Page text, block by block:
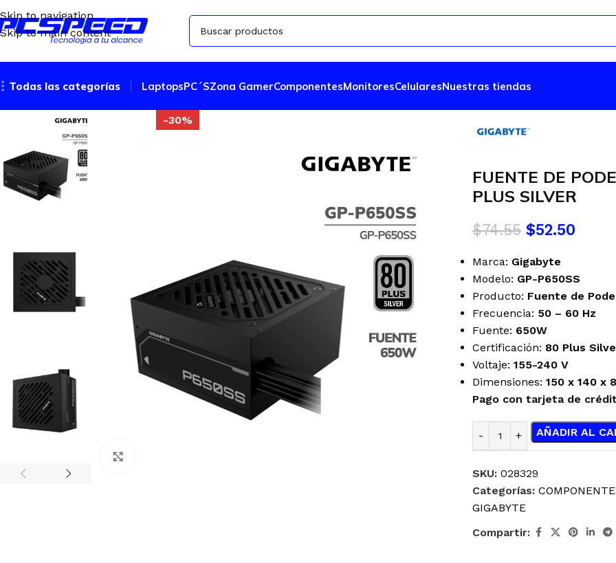
Skip to navigation
Skip to main content
Todas las categorías LaptopsPC´SZona GamerComponentesMonitoresCelularesNuestras tiendas
-30%
FUENTE DE
PLUS SILVER
$74.55 $52.50
Marca: Gigabyte
Modelo: GP-P650SS
Producto: Fuente de
Frecuencia: 50 – 60 Hz
Fuente: 650W
Certificación: 80 Plus
Voltaje: 155-240 V
Dimensiones: 150 x 140 x
Pago con tarjeta de
AÑADIR AL
SKU: 028329
Categorías:
GIGABYTE
Compartir: